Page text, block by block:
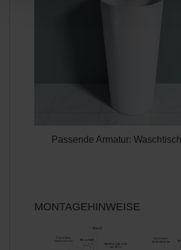
Passende Armatur:
MONTAGEHINWEISE